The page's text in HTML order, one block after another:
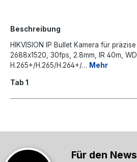
Beschreibung
HIKVISION IP Bullet Kamera für
2688x1520, 30fps, 2.8mm, IR 40m,
H.265+/H.265/H.264+/… Mehr
Tab 1
Für den